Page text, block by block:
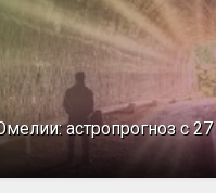
астропрогноз с